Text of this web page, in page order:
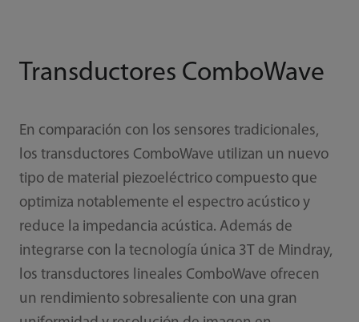
Transductores ComboWave
En comparación con los sensores tradicionales,
los transductores ComboWave utilizan un nuevo
tipo de material piezoeléctrico compuesto que
optimiza notablemente el espectro acústico y
reduce la impedancia acústica. Además de
integrarse con la tecnología única 3T de Mindray,
los transductores lineales ComboWave ofrecen
un rendimiento sobresaliente con una gran